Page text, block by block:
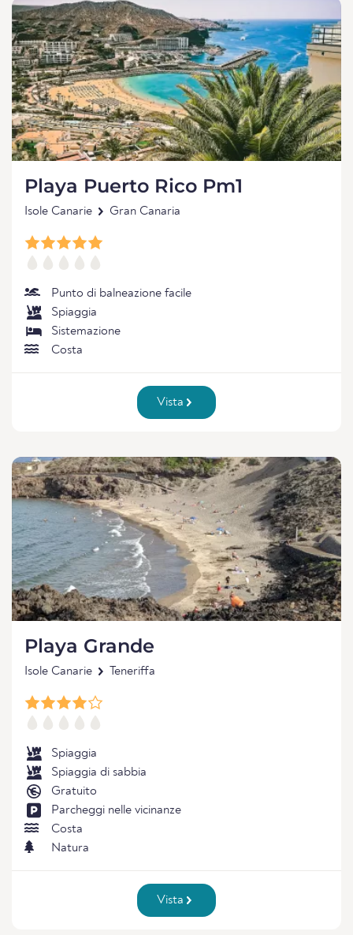
Playa Puerto Rico Pm1
Isole Canarie Gran Canaria
Punto di balneazione facile
Spiaggia
Sistemazione
Costa
Vista
Playa Grande
Isole Canarie Teneriffa
Spiaggia
Spiaggia di sabbia
Gratuito
Parcheggi nelle vicinanze
Costa
Natura
Vista